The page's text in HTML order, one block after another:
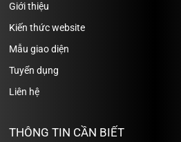
Giới thiệu
Kiến thức website
Mẫu giao diện
Tuyển dụng
Liên hệ
THÔNG TIN CẦN BIẾT